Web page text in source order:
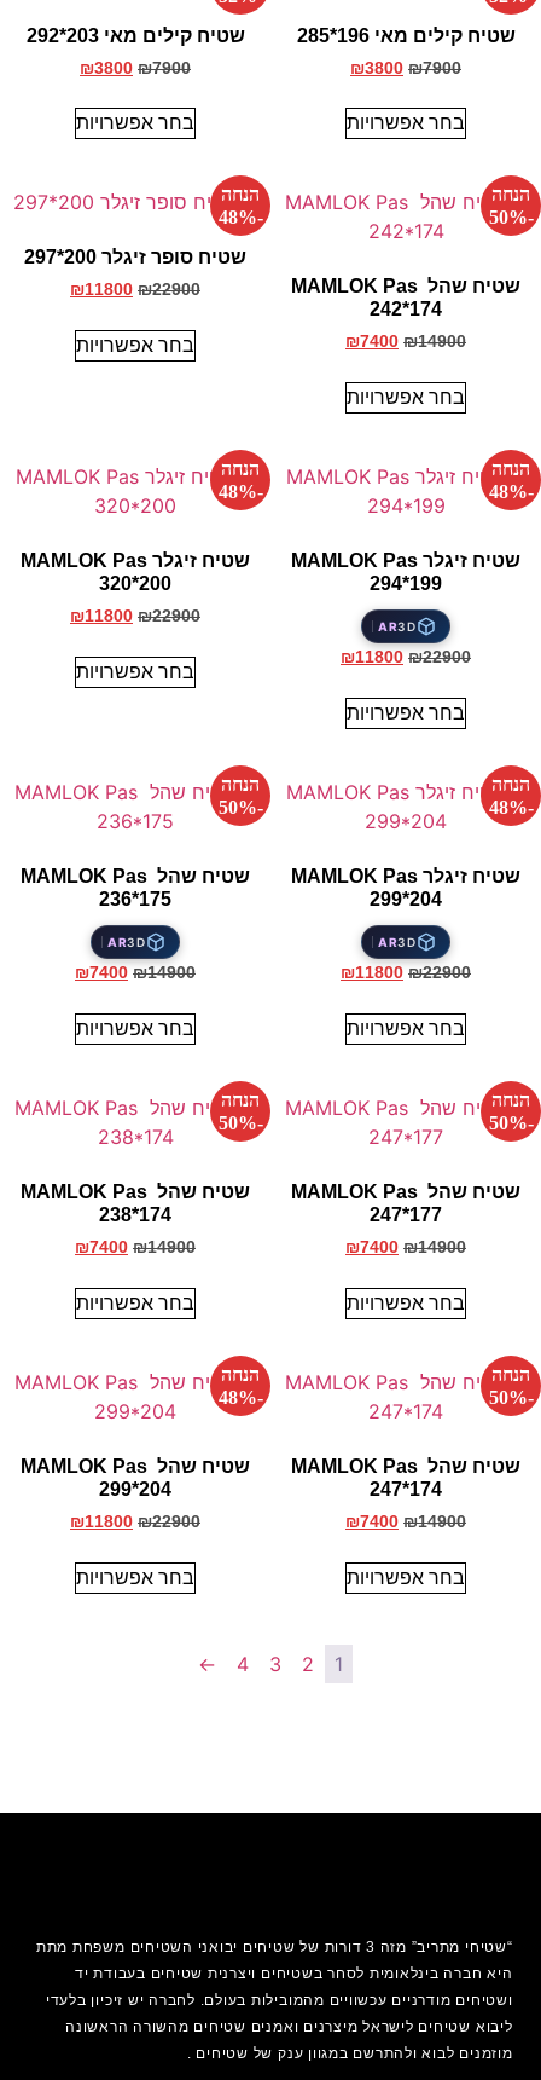
שטיח קילים מאי 196*285
₪7900
₪3800
בחר אפשרויות
שטיח קילים מאי 203*292
₪7900
₪3800
בחר אפשרויות
הנחה
-50%
שטיח שהל MAMLOK Pas
242*174
₪14900
₪7400
בחר אפשרויות
הנחה
-48%
שטיח סופר זיגלר 200*297
₪22900
₪11800
בחר אפשרויות
הנחה
-48%
שטיח זיגלר MAMLOK Pas
294*199
3D
AR
₪22900
₪11800
בחר אפשרויות
הנחה
-48%
שטיח זיגלר MAMLOK Pas
320*200
₪22900
₪11800
בחר אפשרויות
הנחה
-48%
שטיח זיגלר MAMLOK Pas
299*204
3D
AR
₪22900
₪11800
בחר אפשרויות
הנחה
-50%
שטיח שהל MAMLOK Pas
236*175
3D
AR
₪14900
₪7400
בחר אפשרויות
הנחה
-50%
שטיח שהל MAMLOK Pas
247*177
₪14900
₪7400
בחר אפשרויות
הנחה
-50%
שטיח שהל MAMLOK Pas
238*174
₪14900
₪7400
בחר אפשרויות
הנחה
-50%
שטיח שהל MAMLOK Pas
247*174
₪14900
₪7400
בחר אפשרויות
הנחה
-48%
שטיח שהל MAMLOK Pas
299*204
₪22900
₪11800
בחר אפשרויות
1
2
3
4
←
“שטיחי מתריב” מזה 3 דורות של שטיחים יבואני השטיחים משפחת מתת
היא חברה בינלאומית לסחר בשטיחים ויצרנית שטיחים בעבודת יד
ושטיחים מודרניים עכשוויים מהמובילות בעולם. לחברה יש זיכיון בלעדי
ליבוא שטיחים לישראל מיצרנים ואמנים שטיחים מהשורה הראשונה
מוזמנים לבוא ולהתרשם במגוון ענק של שטיחים .